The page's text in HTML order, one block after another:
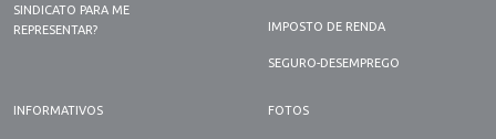
SINDICATO PARA ME
REPRESENTAR?
IMPOSTO DE RENDA
SEGURO-DESEMPREGO
INFORMATIVOS FOTOS